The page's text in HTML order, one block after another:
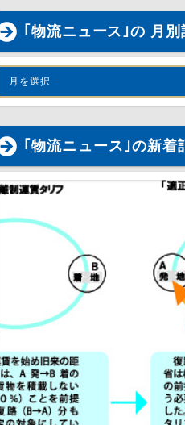
｢物流ニュース｣の 月別
月を選択
｢ 物流ニュース ｣の新着